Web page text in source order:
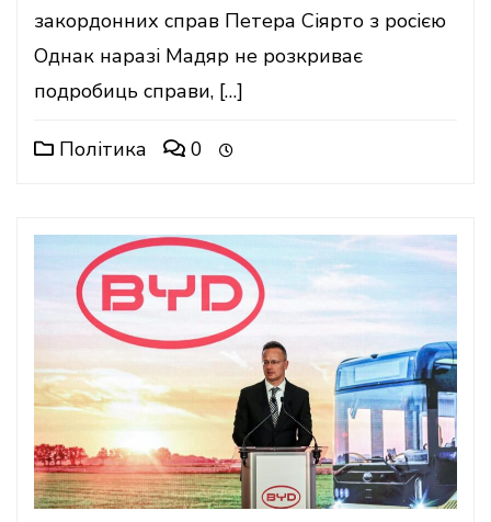
закордонних справ Петера Сіярто з росією
Однак наразі Мадяр не розкриває
подробиць справи, […]
Політика 0